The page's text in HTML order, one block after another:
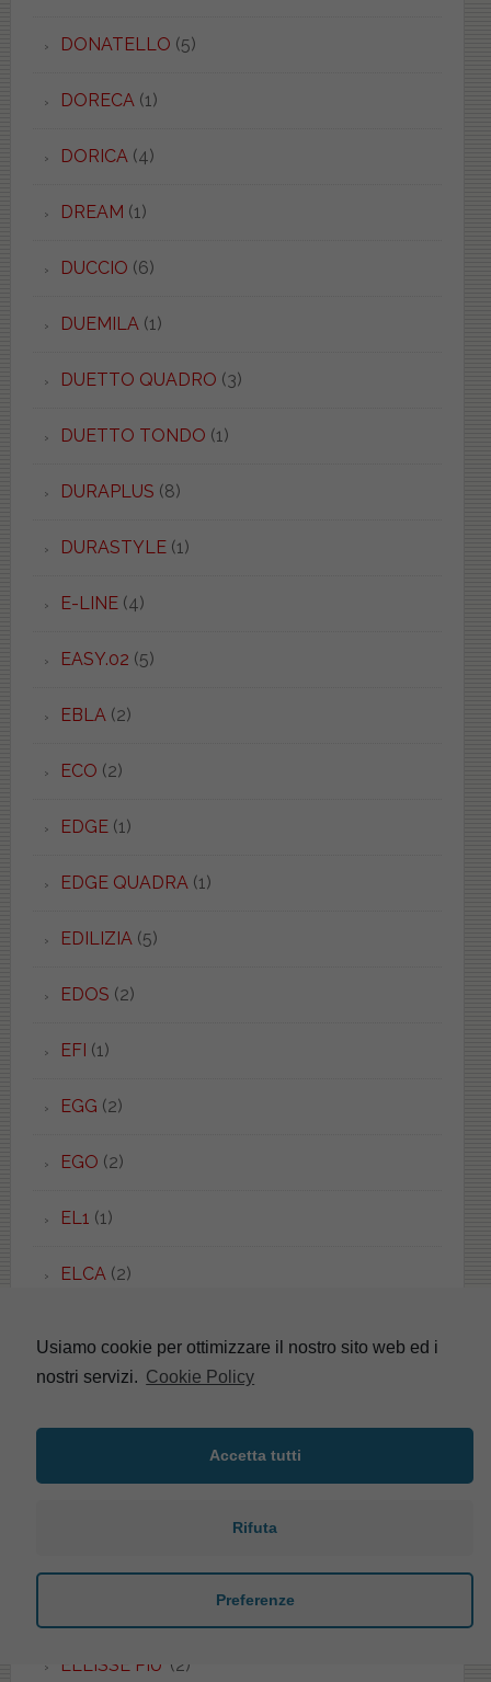
DONATELLO (5)
DORECA(1)
DORICA(4)
DREAM (1)
DUCCIO (6)
DUEMILA(1)
DUETTO QUADRO (3)
DUETTO TONDO (1)
DURAPLUS (8)
DURASTYLE(1)
E-LINE(4)
EASY.02 (5)
EBLA(2)
ECO (2)
EDGE(1)
EDGE QUADRA(1)
EDILIZIA(5)
EDOS (2)
EFI (1)
EGG (2)
EGO (2)
EL1 (1)
ELCA(2)
ELENA(4)
ELLISSE PIU' (2)
Usiamo cookie per ottimizzare il nostro sito web ed i
nostri servizi. Cookie Policy
Accetta tutti
Rifuta
Preferenze